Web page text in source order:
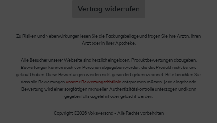
Vertrag widerrufen
Zu Risiken und Nebenwirkungen lesen Sie die Packungsbeilage und fragen Sie Ihre Ärztin, Ihren
Arzt oder in Ihrer Apotheke.
Alle Besucher unserer Webseite sind herzlich eingeladen, Produktbewertungen abzugeben.
Bewertungen können auch von Personen abgegeben werden, die das Produkt nicht bei uns
gekauft haben. Diese Bewertungen werden nicht gesondert gekennzeichnet. Bitte beachten Sie,
dass alle Bewertungen unserer Bewertungsrichtlinie entsprechen müssen. Jede eingehende
Bewertung wird einer sorgfältigen manuellen Authentizitätskontrolle unterzogen und kann
gegebenfalls abgelehnt oder gelöscht werden.
Copyright ©2026 Volksversand - Alle Rechte vorbehalten